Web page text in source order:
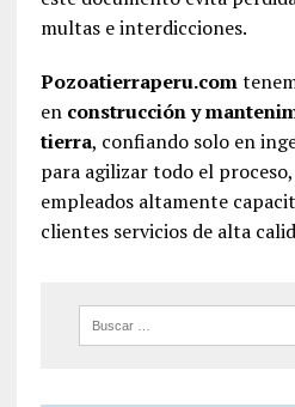
multas e interdicciones.
Pozoatierraperu.com
en construcción y
tierra, confiando solo en
para agilizar todo el
empleados altamente
clientes servicios de alta